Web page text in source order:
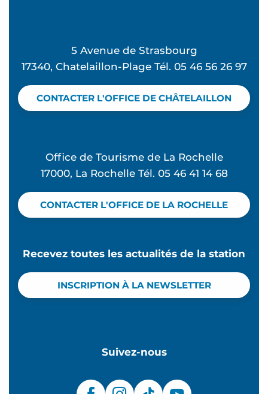
Atelier Souvenirs de vacances - L'été à
Club de plage - Mômes à la plage
Stage sauvetage aquatique
Le beau séjour d'Albertine - Visite théâtralisée
5 Avenue de Strasbourg
17340, Chatelaillon-Plage Tél. 05 46 56 26 97
CONTACTER L'OFFICE DE CHÂTELAILLON
Office de Tourisme de La Rochelle
17000, La Rochelle Tél. 05 46 41 14 68
CONTACTER L'OFFICE DE LA ROCHELLE
Recevez toutes les actualités de la station
INSCRIPTION À LA NEWSLETTER
Suivez-nous